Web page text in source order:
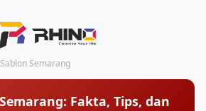
Semarang
Fakta, Tips, dan